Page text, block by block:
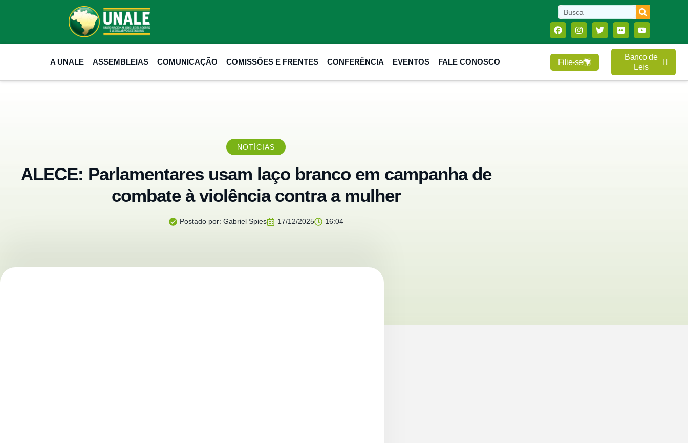
A UNALE ASSEMBLEIAS COMUNICAÇÃO COMISSÕES E FRENTES CONFERÊNCIA EVENTOS FALE CONOSCO Filie-se
Banco de
Leis
NOTÍCIAS
ALECE: Parlamentares usam laço branco em campanha de
combate à violência contra a mulher
Postado por: Gabriel Spies 17/12/2025 16:04